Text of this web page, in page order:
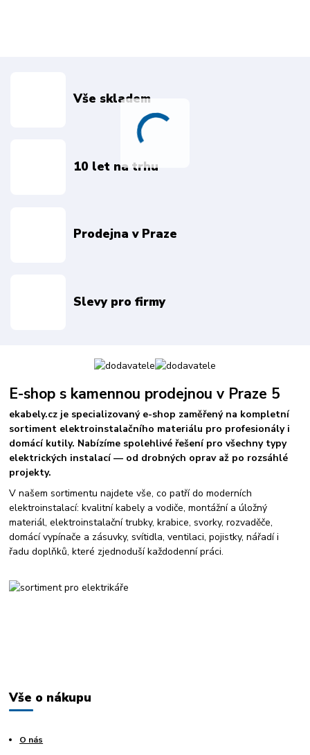
Vše skladem
10 let na trhu
Prodejna v Praze
Slevy pro firmy
E-shop s kamennou prodejnou v Praze 5
ekabely.cz je specializovaný e-shop zaměřený na kompletní
sortiment elektroinstalačního materiálu pro profesionály i
domácí kutily. Nabízíme spolehlivé řešení pro všechny typy
elektrických instalací — od drobných oprav až po rozsáhlé
projekty.
V našem sortimentu najdete vše, co patří do moderních
elektroinstalací: kvalitní kabely a vodiče, montážní a úložný
materiál, elektroinstalační trubky, krabice, svorky, rozvaděče,
domácí vypínače a zásuvky, svítidla, ventilaci, pojistky, nářadí i
řadu doplňků, které zjednoduší každodenní práci.
Vše o nákupu
O nás